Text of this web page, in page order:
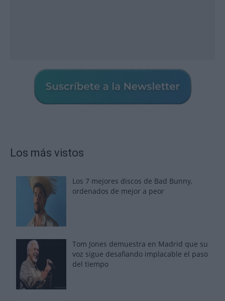
Los más vistos
Los 7 mejores discos de Bad Bunny,
ordenados de mejor a peor
Tom Jones demuestra en Madrid que su
voz sigue desafiando implacable el paso
del tiempo